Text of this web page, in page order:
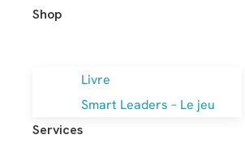
Shop
Livre
Smart Leaders – Le jeu
Services